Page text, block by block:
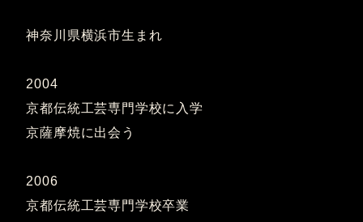
神奈川県横浜市生まれ
2004
京都伝統工芸専門学校に入学
京薩摩焼に出会う
2006
京都伝統工芸専門学校卒業